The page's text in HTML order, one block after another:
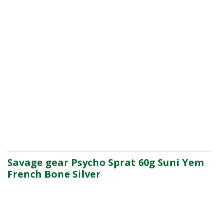
Savage gear Psycho Sprat 60g Suni Yem
French Bone Silver